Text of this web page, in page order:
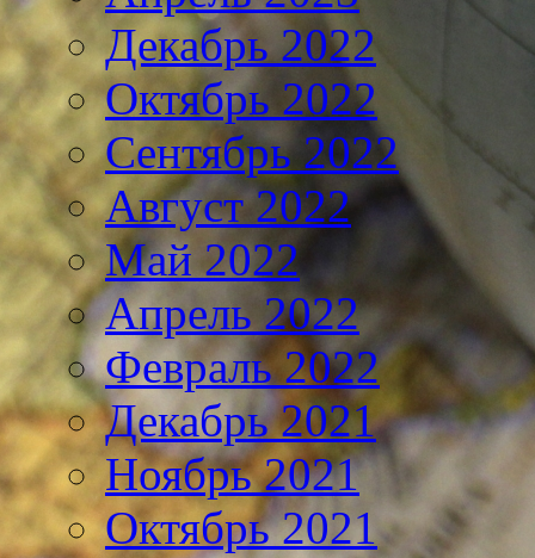
Декабрь 2022
Октябрь 2022
Сентябрь 2022
Август 2022
Май 2022
Апрель 2022
Февраль 2022
Декабрь 2021
Ноябрь 2021
Октябрь 2021